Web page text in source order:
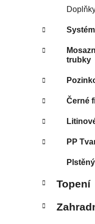
trubky
Černé
PP
Topení